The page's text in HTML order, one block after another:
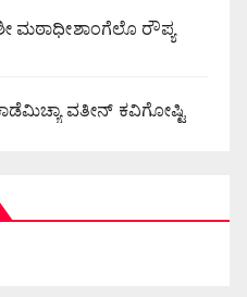
ಮಠಾಧೀಶಾಂಗೆಲೊ ರೌಪ್ಯ
ವತೀನ್ ಕವಿಗೋಷ್ಟಿ